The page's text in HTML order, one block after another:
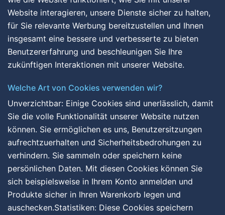
Website interagieren, unsere Dienste sicher zu halten,
für Sie relevante Werbung bereitzustellen und Ihnen
insgesamt eine bessere und verbesserte zu bieten
Benutzererfahrung und beschleunigen Sie Ihre
zukünftigen Interaktionen mit unserer Website.
Welche Art von Cookies verwenden wir?
Unverzichtbar: Einige Cookies sind unerlässlich, damit
Sie die volle Funktionalität unserer Website nutzen
können. Sie ermöglichen es uns, Benutzersitzungen
aufrechtzuerhalten und Sicherheitsbedrohungen zu
verhindern. Sie sammeln oder speichern keine
persönlichen Daten. Mit diesen Cookies können Sie
sich beispielsweise in Ihrem Konto anmelden und
Produkte sicher in Ihren Warenkorb legen und
auschecken.Statistiken: Diese Cookies speichern